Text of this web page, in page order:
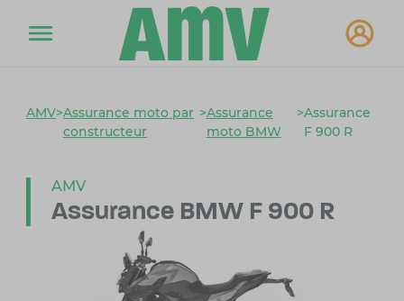
AMV>Assurance moto par
constructeur
>Assurance
moto BMW
>Assurance
F 900 R
AMV
Assurance BMW F 900 R